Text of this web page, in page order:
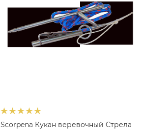
Scorpena Кукан веревочный Стрела